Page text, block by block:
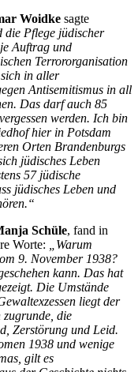
Woidke sagte
Pflege jüdischer
Auftrag und
Terrororganisation
in aller
Antisemitismus in all
Das darf auch 85
werden. Ich bin
hier in Potsdam
Orten Brandenburgs
jüdisches Leben
57 jüdische
jüdisches Leben und
Schüle, fand in
Worte: „Warum
9. November 1938?
kann. Das hat
Die Umstände
liegt der
die
Zerstörung und Leid.
1938 und wenige
gilt es